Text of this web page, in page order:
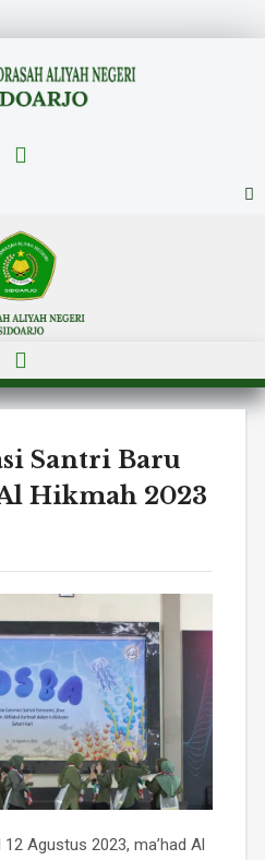
Menu
Menu
Santri Baru
Hikmah 2023
Agustus 2023, ma’had Al